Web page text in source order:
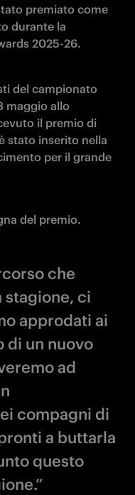
premiato come
durante la
2025-26.
del campionato
maggio allo
il premio di
stato inserito nella
per il grande
del premio.
che
stagione, ci
approdati ai
di un nuovo
ad
compagni di
a buttarla
questo